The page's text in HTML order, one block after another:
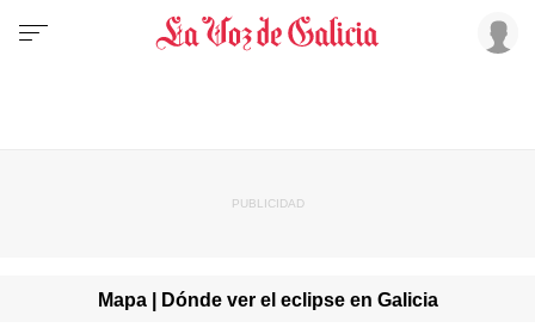
Mapa | Dónde ver el eclipse en Galicia